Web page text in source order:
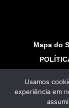
Mapa do
©
Usamos
experiência em